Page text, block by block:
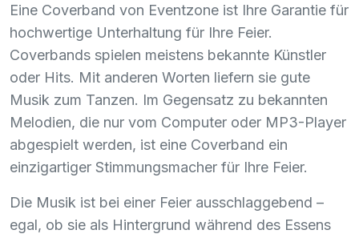
Eine Coverband von Eventzone ist Ihre Garantie für
hochwertige Unterhaltung für Ihre Feier.
Coverbands spielen meistens bekannte Künstler
oder Hits. Mit anderen Worten liefern sie gute
Musik zum Tanzen. Im Gegensatz zu bekannten
Melodien, die nur vom Computer oder MP3-Player
abgespielt werden, ist eine Coverband ein
einzigartiger Stimmungsmacher für Ihre Feier.
Die Musik ist bei einer Feier ausschlaggebend –
egal, ob sie als Hintergrund während des Essens